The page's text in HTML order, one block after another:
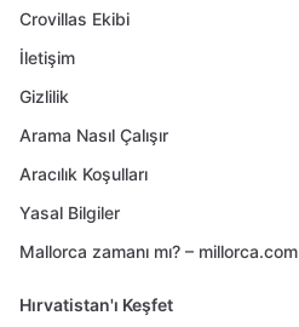
Crovillas Ekibi
İletişim
Gizlilik
Arama Nasıl Çalışır
Aracılık Koşulları
Yasal Bilgiler
Mallorca zamanı mı? – millorca.com
Hırvatistan'ı Keşfet